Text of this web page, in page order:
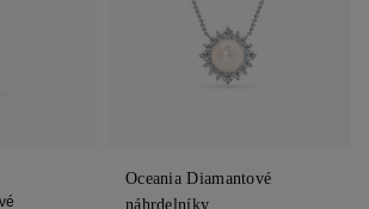
Oceania Diamantové
náhrdelníky